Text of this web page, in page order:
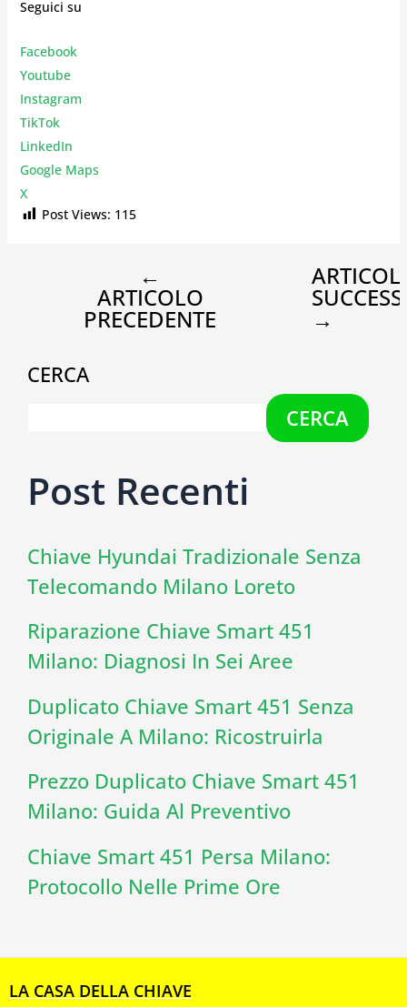
Seguici su
Facebook
Youtube
Instagram
TikTok
LinkedIn
Google Maps
X
Post Views: 115
←
ARTICOLO
PRECEDENTE →
CERCA
CERCA
Post Recenti
Chiave Hyundai Tradizionale Senza
Telecomando Milano Loreto
Riparazione Chiave Smart 451
Milano: Diagnosi In Sei Aree
Duplicato Chiave Smart 451 Senza
Originale A Milano: Ricostruirla
Prezzo Duplicato Chiave Smart 451
Milano: Guida Al Preventivo
Chiave Smart 451 Persa Milano:
Protocollo Nelle Prime Ore
LA CASA DELLA CHIAVE